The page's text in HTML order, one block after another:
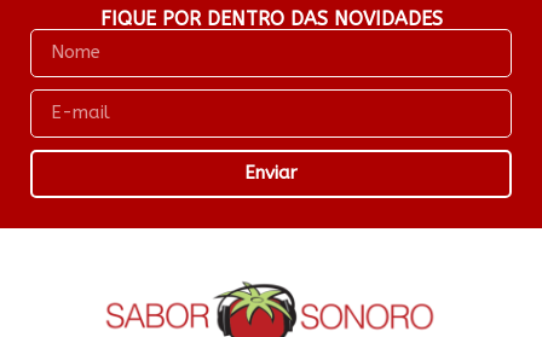
FIQUE POR DENTRO DAS NOVIDADES
Enviar